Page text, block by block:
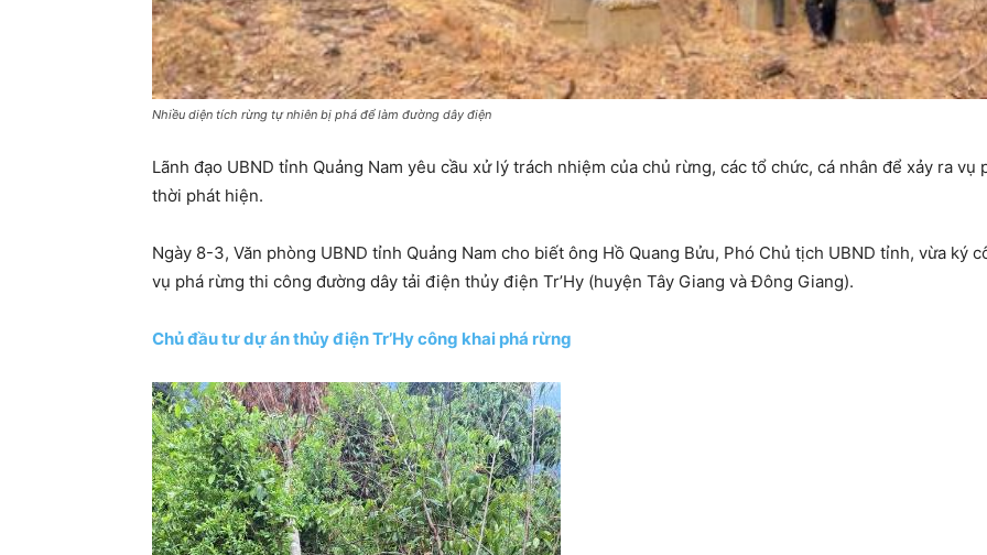
Nhiều diện tích rừng tự nhiên bị phá để làm đường dây điện
Lãnh đạo UBND tỉnh Quảng Nam yêu cầu xử lý trách nhiệm của chủ rừng, các tổ chức, cá nhân để xảy ra
thời phát hiện.
Ngày 8-3, Văn phòng UBND tỉnh Quảng Nam cho biết ông Hồ Quang Bửu, Phó Chủ tịch UBND tỉnh, vừa ký
vụ phá rừng thi công đường dây tải điện thủy điện Tr’Hy (huyện Tây Giang và Đông Giang).
Chủ đầu tư dự án thủy điện Tr’Hy công khai phá rừng